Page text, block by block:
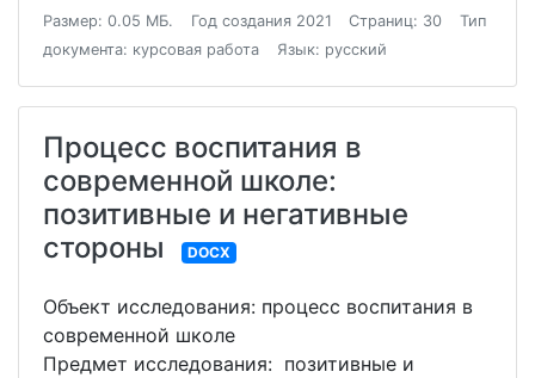
Размер: 0.05 МБ. Год создания 2021 Страниц: 30
Тип
документа: курсовая работа
Язык: русский
Процесс воспитания в
современной школе:
позитивные и негативные
стороны
DOCX
Объект исследования: процесс воспитания в
современной школе
Предмет исследования: позитивные и